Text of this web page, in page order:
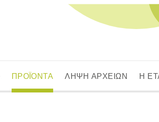
ΠΡΟΪΟΝΤΑ ΛΗΨΗ ΑΡΧΕΙΩΝ Η